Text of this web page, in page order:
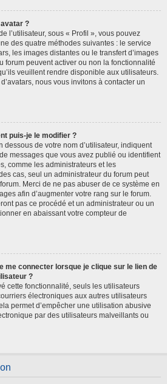
?
l’utilisateur, sous « Profil », vous pouvez
des quatre méthodes suivantes : le service
les images distantes ou le transfert d’images
forum peuvent activer ou non la fonctionnalité
veuillent rendre disponible aux utilisateurs.
nous vous invitons à contacter un
puis-je le modifier ?
dessous de votre nom d’utilisateur, indiquent
messages que vous avez publié ou identifient
comme les administrateurs et les
cas, seul un administrateur du forum peut
Merci de ne pas abuser de ce système en
afin d’augmenter votre rang sur le forum.
pas ce procédé et un administrateur ou un
en abaissant votre compteur de
me connecter lorsque je clique sur le lien de
?
cette fonctionnalité, seuls les utilisateurs
électroniques aux autres utilisateurs
permet d’empêcher une utilisation abusive
par des utilisateurs malveillants ou